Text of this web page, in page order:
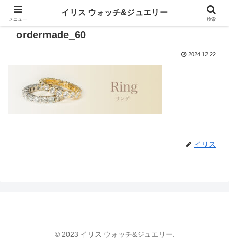
ordermade_60
2024.12.22
イリス
© 2023 イリス ウォッチ&ジュエリー.
メニュー
イリス ウォッチ&ジュエリー
検索